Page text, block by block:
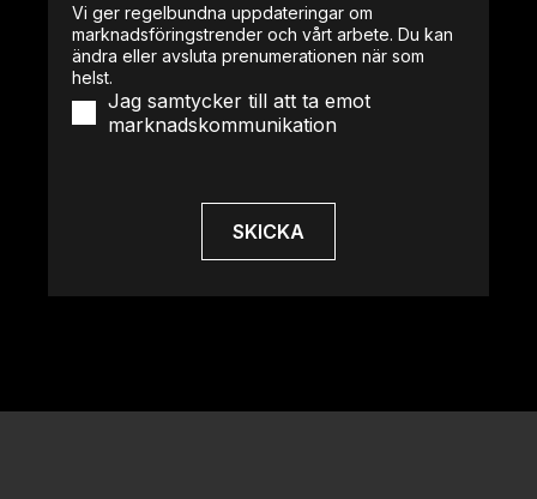
Vi ger regelbundna uppdateringar om
marknadsföringstrender och vårt arbete. Du kan
ändra eller avsluta prenumerationen när som
helst.
Jag samtycker till att ta emot
marknadskommunikation